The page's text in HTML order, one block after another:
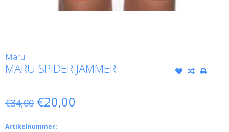
Maru
MARU SPIDER JAMMER
€34,00 €20,00
Artikelnummer: